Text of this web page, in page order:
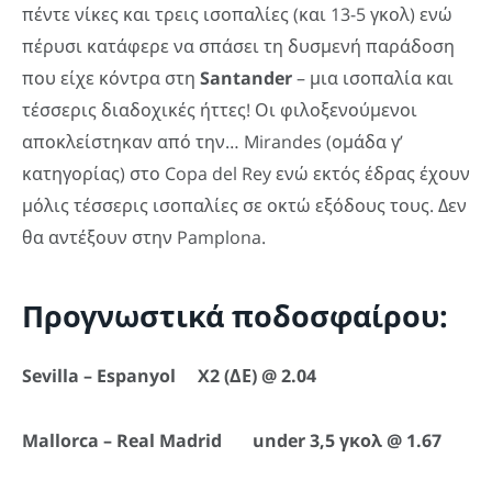
πέντε νίκες και τρεις ισοπαλίες (και 13-5 γκολ) ενώ
πέρυσι κατάφερε να σπάσει τη δυσμενή παράδοση
που είχε κόντρα στη Santander– μια ισοπαλία και
τέσσερις διαδοχικές ήττες! Οι φιλοξενούμενοι
αποκλείστηκαν από την… Mirandes (ομάδα γ’
κατηγορίας) στο Copa del Rey ενώ εκτός έδρας έχουν
μόλις τέσσερις ισοπαλίες σε οκτώ εξόδους τους. Δεν
θα αντέξουν στην Pamplona.
Προγνωστικά ποδοσφαίρου:
Sevilla – Espanyol X2 (ΔΕ) @ 2.04
Mallorca – Real Madrid under 3,5 γκολ@ 1.67